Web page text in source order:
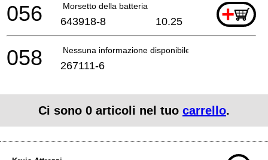
Morsetto della batteria +
056 643918-8 10.25
Nessuna informazione disponibile, non ordinabile
058 267111-6
Ci sono 0 articoli nel tuo carrello.